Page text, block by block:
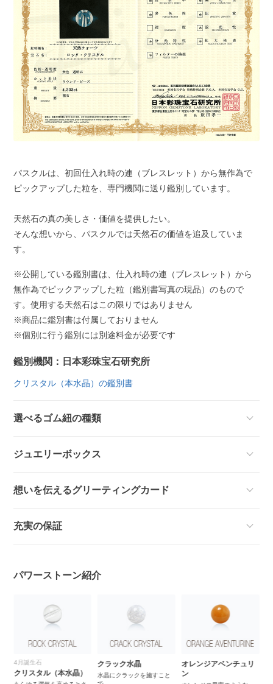
パスクルは、初回仕入れ時の連（ブレスレット）から無作為で
ピックアップした粒を、専門機関に送り鑑別しています。
天然石の真の美しさ・価値を提供したい。
そんな想いから、パスクルでは天然石の価値を追及していま
す。
※公開している鑑別書は、仕入れ時の連（ブレスレット）から
無作為でピックアップした粒（鑑別書写真の現品）のもので
す。使用する天然石はこの限りではありません
※商品に鑑別書は付属しておりません
※個別に行う鑑別には別途料金が必要です
鑑別機関：日本彩珠宝石研究所
クリスタル（本水晶）の鑑別書
選べるゴム紐の種類
ジュエリーボックス
想いを伝えるグリーティングカード
充実の保証
パワーストーン紹介
本水晶）
水晶にクラックを施すこと
オレンジアベンチュリ
ン
ブルーカルサイト